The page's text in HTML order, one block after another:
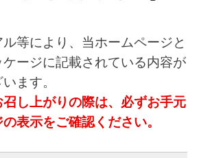
等により、当ホームページと
ージに記載されている内容が
ます。
し上がりの際は、必ずお手元
表示をご確認ください。